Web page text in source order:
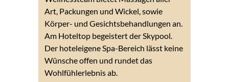
Art, Packungen und Wickel, sowie
Körper- und Gesichtsbehandlungen an.
Am Hoteltop begeistert der Skypool.
Der hoteleigene Spa-Bereich lässt keine
Wünsche offen und rundet das
Wohlfühlerlebnis ab.